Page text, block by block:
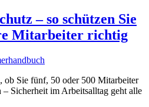
– so schützen Sie
Mitarbeiter richtig
ob Sie fünf, 50 oder 500 Mitarbeiter
Sicherheit im Arbeitsalltag geht alle